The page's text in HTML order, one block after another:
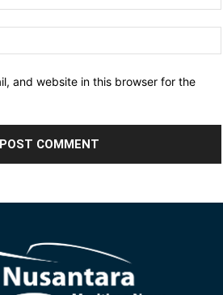
and website in this browser for the